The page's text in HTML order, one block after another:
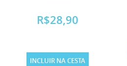
R$28,90
INCLUIR NA CESTA